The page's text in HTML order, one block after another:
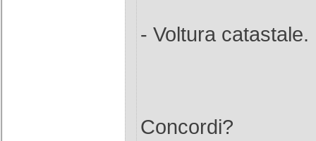
- Voltura catastale.
Concordi?